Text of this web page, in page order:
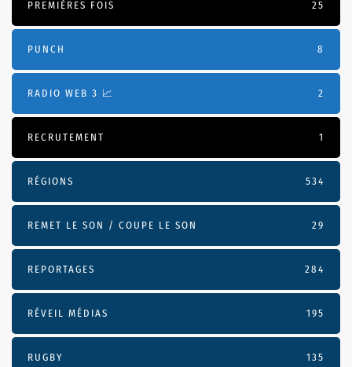
PREMIÈRES FOIS 25
PUNCH 8
RADIO WEB 3 📈 2
RECRUTEMENT 1
RÉGIONS 534
REMET LE SON / COUPE LE SON 29
REPORTAGES 284
RÉVEIL MÉDIAS 195
RUGBY 135